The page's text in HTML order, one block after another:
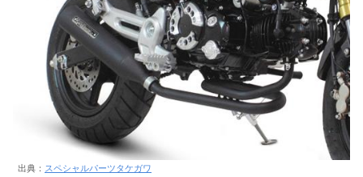
出典： スペシャルパーツタケガワ